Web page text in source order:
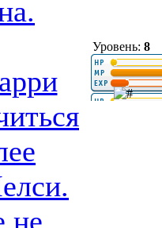
не
Уровень: 8